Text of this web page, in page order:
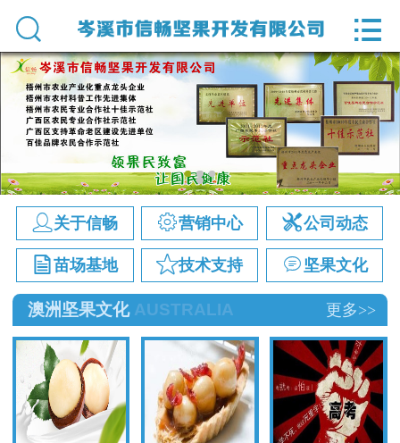
网站首页
关于信畅
营销中心
公司动态
苗场基地
技术支持
顾问直通车
澳洲坚果文化
 
关于信畅 营销中心 公司动态
苗场基地 技术支持  坚果文化
澳洲坚果文化 AUSTRALIA 更多>>